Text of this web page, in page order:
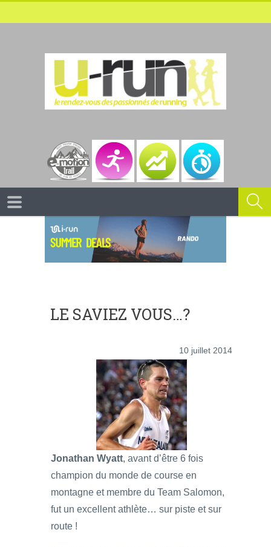
LE SAVIEZ VOUS…?
10 juillet 2014
Jonathan Wyatt, avant d’être 6 fois
champion du monde de course en
montagne et membre du Team Salomon,
fut un excellent athlète… sur piste et sur
route !